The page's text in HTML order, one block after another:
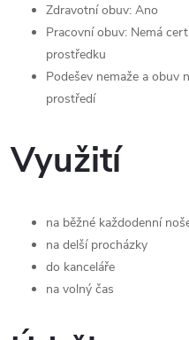
Zdravotní obuv: Ano
Pracovní obuv: Nemá
prostředku
Podešev nemaže a obuv
prostředí
Využití
na běžné každodenní
na delší procházky
do kanceláře
na volný čas